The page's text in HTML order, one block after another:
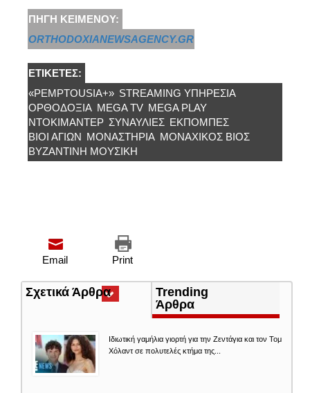
ΠΗΓΉ ΚΕΙΜΈΝΟΥ:
ORTHODOXIANEWSAGENCY.GR
ΕΤΙΚΈΤΕΣ:
«PEMPTOUSIA+» STREAMING ΥΠΗΡΕΣΊΑ
ΟΡΘΟΔΟΞΙΑ MEGA TV MEGA PLAY
ΝΤΟΚΙΜΑΝΤΈΡ ΣΥΝΑΥΛΊΕΣ ΕΚΠΟΜΠΕΣ
ΒΙΟΙ ΑΓΙΩΝ ΜΟΝΑΣΤΉΡΙΑ ΜΟΝΑΧΙΚΌΣ ΒΊΟΣ
ΒΥΖΑΝΤΙΝΗ ΜΟΥΣΙΚΉ
Print
Email
Σχετικά Άρθρα(ενεργή
καρτέλα)
Trending
Άρθρα
Ιδιωτική γαμήλια γιορτή για την Ζεντάγια και τον Τομ
Χόλαντ σε πολυτελές κτήμα της...